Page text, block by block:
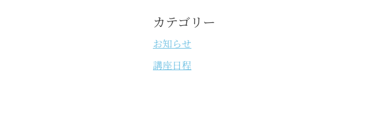
カテゴリー
お知らせ
講座日程